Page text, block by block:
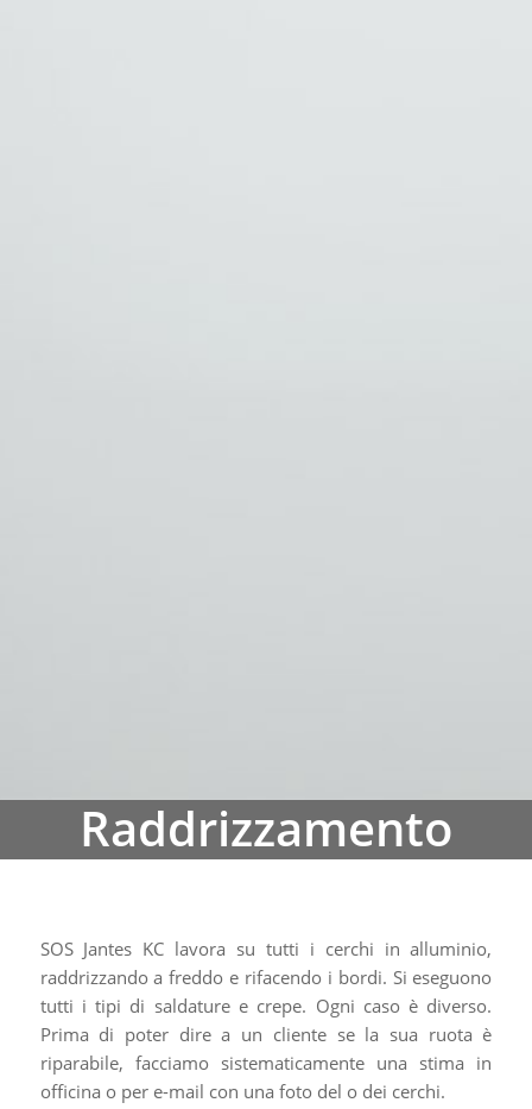
SOS Jantes KC lavora su tutti i cerchi in alluminio,
raddrizzando a freddo e rifacendo i bordi. Si eseguono
tutti i tipi di saldature e crepe. Ogni caso è diverso.
Prima di poter dire a un cliente se la sua ruota è
riparabile, facciamo sistematicamente una stima in
officina o per e-mail con una foto del o dei cerchi.